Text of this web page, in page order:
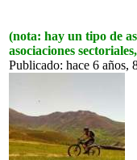
(nota: hay un tipo de
asociaciones
Publicado: hace 6 años,